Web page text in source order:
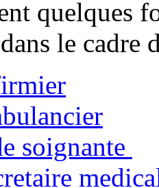
quelques
le cadre
soignante